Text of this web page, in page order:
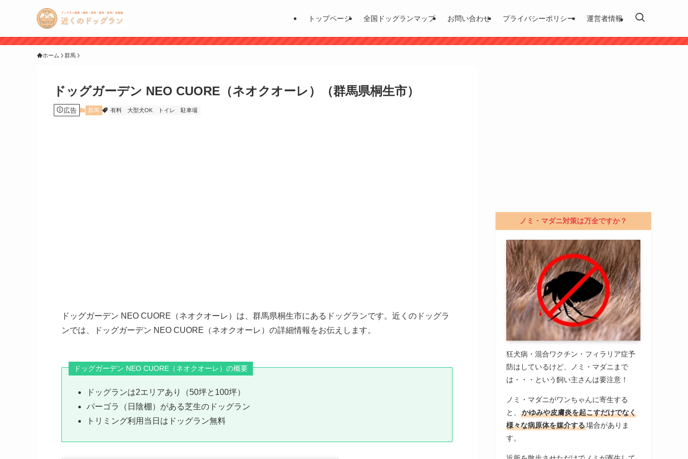
トップページ 全国ドッグランマップ お問い合わせ プライバシーポリシー 運営者情報
ホーム 群馬
ドッグガーデン NEO CUORE（ネオクオーレ）（群馬県桐生市）
広告 群馬 有料 大型犬OK トイレ 駐車場
ドッグガーデン NEO CUORE（ネオクオーレ）は、群馬県桐生市にあるドッグランです。近くのドッグラ
ンでは、ドッグガーデン NEO CUORE（ネオクオーレ）の詳細情報をお伝えします。
ドッグガーデン NEO CUORE（ネオクオーレ）の概要
ドッグランは2エリアあり（50坪と100坪）
パーゴラ（日陰棚）がある芝生のドッグラン
トリミング利用当日はドッグラン無料
ノミ・マダニ対策は万全ですか？
狂犬病・混合ワクチン・フィラリア症予
防はしているけど、ノミ・マダニまで
は・・・という飼い主さんは要注意！
ノミ・マダニがワンちゃんに寄生する
と、
かゆみや皮膚炎を起こすだけでなく
様々な病原体を媒介する場合がありま
す。